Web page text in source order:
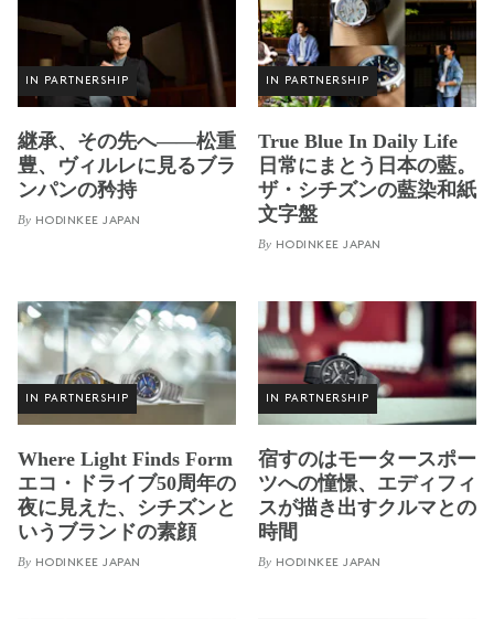
IN PARTNERSHIP
継承、その先へ——松重
豊、ヴィルレに見るブラ
ンパンの矜持
By HODINKEE JAPAN
IN PARTNERSHIP
True Blue In Daily Life
日常にまとう日本の藍。
ザ・シチズンの藍染和紙
文字盤
By HODINKEE JAPAN
IN PARTNERSHIP
Where Light Finds Form
エコ・ドライブ50周年の
夜に見えた、シチズンと
いうブランドの素顔
By HODINKEE JAPAN
IN PARTNERSHIP
宿すのはモータースポー
ツへの憧憬、エディフィ
スが描き出すクルマとの
時間
By HODINKEE JAPAN